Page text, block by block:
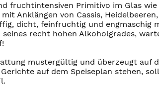
fruchtintensiven Primitivo im Glas
Anklängen von Cassis,
dicht, feinfruchtig und engmaschig
recht hohen Alkoholgrades,
mustergültig und überzeugt auf
auf dem Speiseplan stehen,